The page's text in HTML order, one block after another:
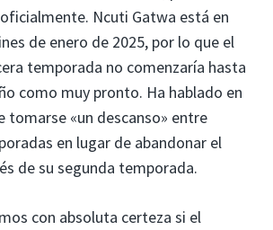
Ncuti Gatwa está en
de enero de 2025, por lo que el
temporada no comenzaría hasta
como muy pronto. Ha hablado en
tomarse «un descanso» entre
en lugar de abandonar el
de su segunda temporada.
con absoluta certeza si el